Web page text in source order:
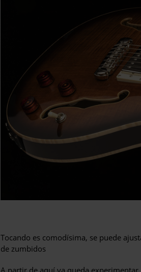
Tocando es comodísima, se puede
de zumbidos
A partir de aquí ya queda